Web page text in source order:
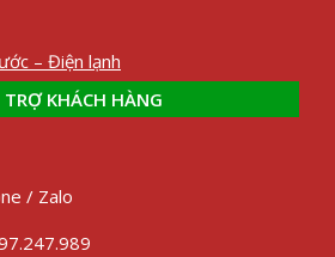
– Điện lạnh
TRỢ KHÁCH HÀNG
/ Zalo